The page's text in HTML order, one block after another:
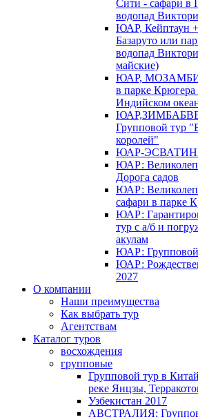
Сити - сафари в
водопад
ЮАР, Кейптаун
Базаруто или
водопад
майские)
ЮАР,
в парке
Индийском
Групповой тур
королей"
ЮАР-
ЮАР:
Дорога садов
ЮАР:
сафари в парке
ЮАР:
тур с а/б и
акулам
ЮАР: Групповой
ЮАР:
2027
О компании
Наши преимущества
Как выбрать тур
Агентствам
Каталог туров
восхождения
групповые
Групповой тур в
реке Янцзы,
Узбекистан 2017
АВСТРАЛИЯ: